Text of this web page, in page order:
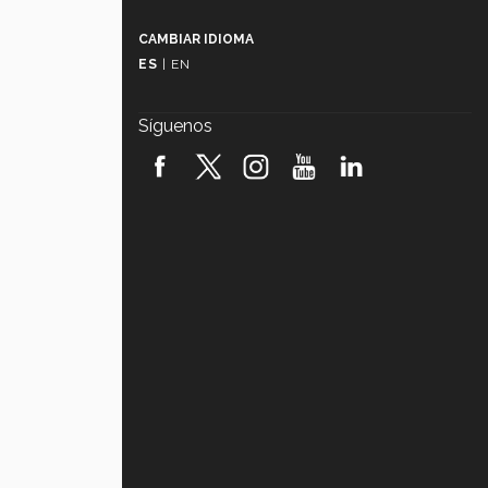
robótica FIRST 2026! (video)
CAMBIAR IDIOMA
ES | EN
Síguenos